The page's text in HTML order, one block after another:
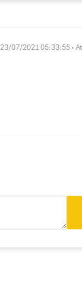
23/07/2021 05:33:55 •